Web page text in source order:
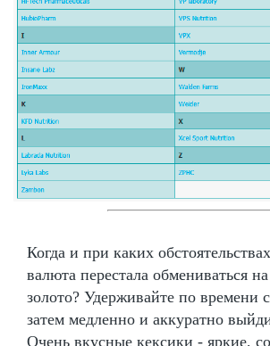
Когда и при каких
валюта перестала обмениваться
золото? Удерживайте по времени
затем медленно и аккуратно
Очень вкусные кексики - яркие,